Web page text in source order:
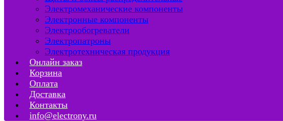
Электромеханические компоненты
Электронные компоненты
Электрообогреватели
Электропатроны
Электротехническая продукция
Онлайн заказ
Корзина
Оплата
Доставка
Контакты
info@electrony.ru